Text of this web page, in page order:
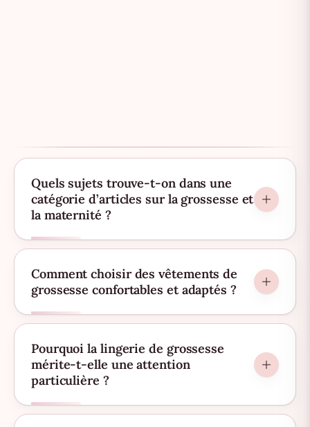
Quels sujets trouve-t-on dans une
catégorie d’articles sur la grossesse et
la maternité ?
Comment choisir des vêtements de
grossesse confortables et adaptés ?
Pourquoi la lingerie de grossesse
mérite-t-elle une attention
particulière ?